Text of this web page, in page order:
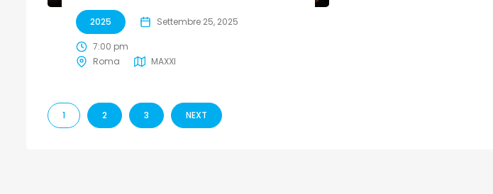
2025 Settembre 25, 2025
7:00 pm
Roma
MAXXI
1 2 3 NEXT